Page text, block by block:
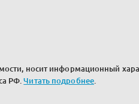
носит информационный
РФ.Читать подробнее.